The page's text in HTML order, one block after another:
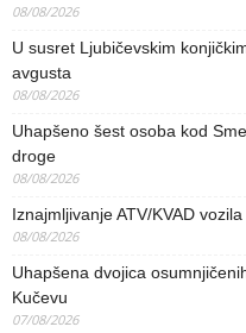
08/08/2026
U susret Ljubičevskim
avgusta
08/08/2026
Uhapšeno šest osoba kod
droge
08/08/2026
Iznajmljivanje ATV/KVAD
08/08/2026
Uhapšena dvojica
Kučevu
07/08/2026